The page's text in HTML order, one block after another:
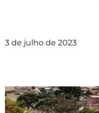
3 de julho de 2023